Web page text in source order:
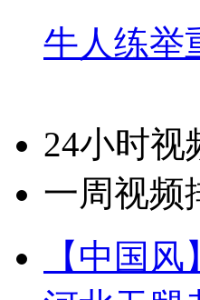
牛人练举
24小时视
一周视频
【中国